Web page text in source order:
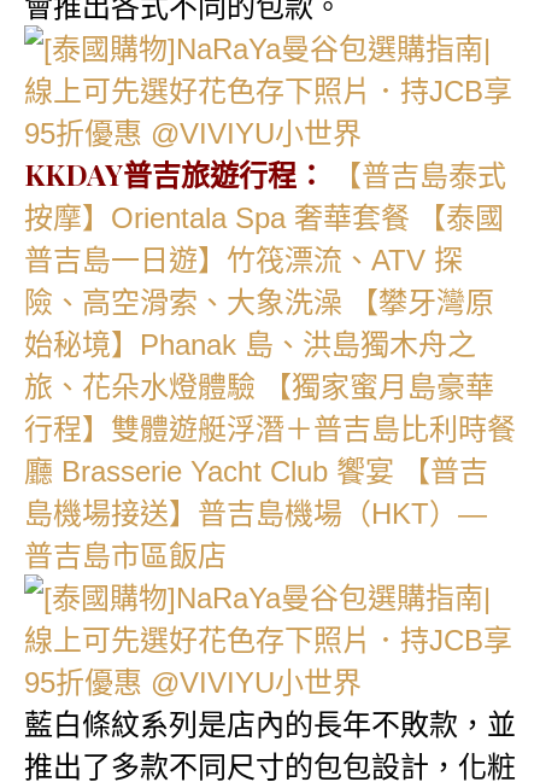
KKDAY普吉旅遊行程：
【普吉島泰式
按摩】Orientala Spa 奢華套餐
【泰國
普吉島一日遊】竹筏漂流、ATV 探
險、高空滑索、大象洗澡
【攀牙灣原
始秘境】Phanak 島、洪島獨木舟之
旅、花朵水燈體驗
【獨家蜜月島豪華
行程】雙體遊艇浮潛＋普吉島比利時餐
廳 Brasserie Yacht Club 饗宴
【普吉
島機場接送】普吉島機場（HKT）—
普吉島市區飯店
藍白條紋系列是店內的長年不敗款，並
推出了多款不同尺寸的包包設計，化粧